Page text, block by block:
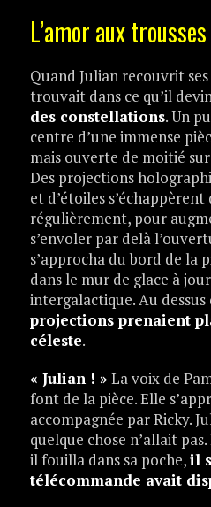
L’amor aux trousses
Quand Julian recouvrit
trouvait dans ce qu’il
des constellations. Un
centre d’une immense
mais ouverte de moitié
Des projections
et d’étoiles
régulièrement, pour
s’envoler par delà
s’approcha du bord de la
dans le mur de glace à
intergalactique. Au dessus
projections prenaient
céleste.
« Julian ! » La voix de
font de la pièce. Elle
accompagnée par Ricky.
quelque chose n’allait
il fouilla dans sa poche,il
télécommande avait